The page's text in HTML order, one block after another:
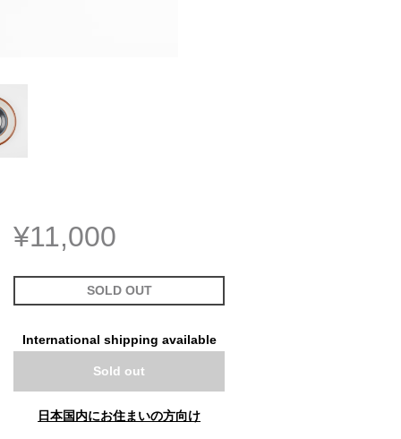
¥11,000
SOLD OUT
International shipping available
Sold out
日本国内にお住まいの方向け